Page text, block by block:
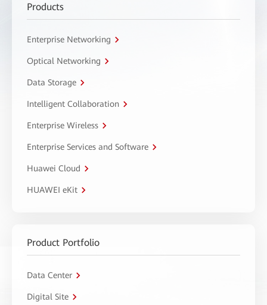
Products
Enterprise Networking
Optical Networking
Data Storage
Intelligent Collaboration
Enterprise Wireless
Enterprise Services and Software
Huawei Cloud
HUAWEI eKit
Product Portfolio
Data Center
Digital Site